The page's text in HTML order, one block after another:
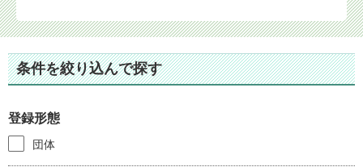
条件を絞り込んで探す
登録形態
団体